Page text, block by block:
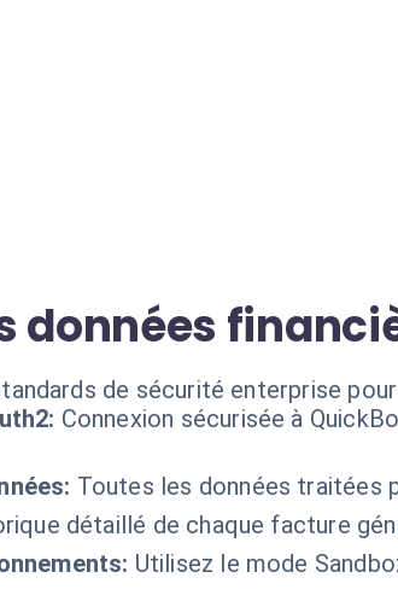
données
de sécurité enterprise
Connexion sécurisée à
Toutes les données traitées
détaillé de chaque facture
Utilisez le mode